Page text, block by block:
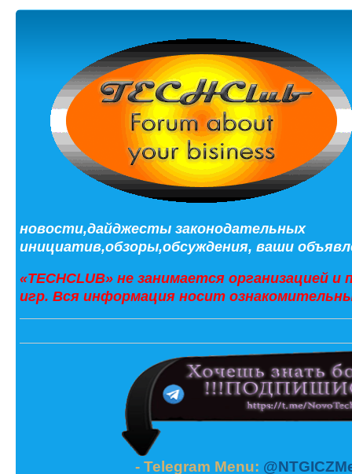
новости,дайджесты законодательных
инициатив,обзоры,обсуждения, ваши
«TECHCLUB» не занимается организацией
игр. Вся информация носит
Powered by Translate